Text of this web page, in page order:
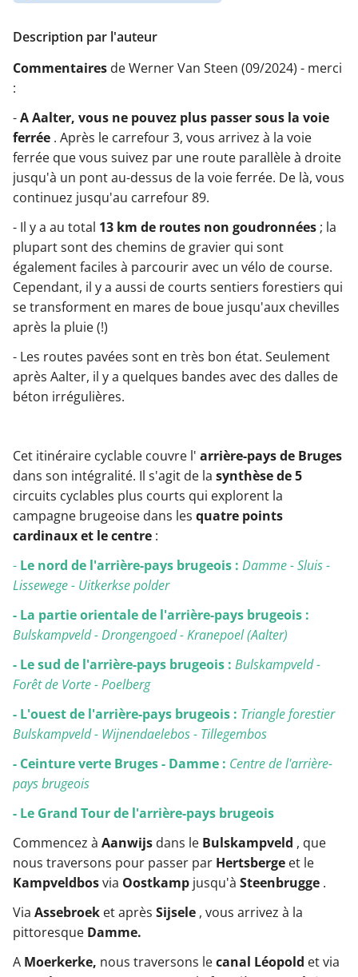
Description par l'auteur
Commentaires de Werner Van Steen (09/2024) - merci
:
-A Aalter, vous ne pouvez plus passer sous la voie
ferrée . Après le carrefour 3, vous arrivez à la voie
ferrée que vous suivez par une route parallèle à droite
jusqu'à un pont au-dessus de la voie ferrée. De là, vous
continuez jusqu'au carrefour 89.
- Il y a au total 13 km de routes non goudronnées ; la
plupart sont des chemins de gravier qui sont
également faciles à parcourir avec un vélo de course.
Cependant, il y a aussi de courts sentiers forestiers qui
se transforment en mares de boue jusqu'aux chevilles
après la pluie (!)
- Les routes pavées sont en très bon état. Seulement
après Aalter, il y a quelques bandes avec des dalles de
béton irrégulières.
Cet itinéraire cyclable couvre l' arrière-pays de Bruges
dans son intégralité. Il s'agit de la synthèse de 5
circuits cyclables plus courts qui explorent la
campagne brugeoise dans les quatre points
cardinaux et le centre :
- Le nord de l'arrière-pays brugeois : Damme - Sluis -
Lissewege - Uitkerkse polder
- La partie orientale de l'arrière-pays brugeois :
Bulskampveld - Drongengoed - Kranepoel (Aalter)
- Le sud de l'arrière-pays brugeois : Bulskampveld -
Forêt de Vorte - Poelberg
- L'ouest de l'arrière-pays brugeois : Triangle forestier
Bulskampveld - Wijnendaelebos - Tillegembos
- Ceinture verte Bruges - Damme : Centre de l'arrière-
pays brugeois
- Le Grand Tour de l'arrière-pays brugeois
Commencez à Aanwijs dans le Bulskampveld , que
nous traversons pour passer par Hertsberge et le
Kampveldbosvia Oostkamp jusqu'à Steenbrugge .
Via Assebroek et après Sijsele , vous arrivez à la
pittoresque Damme.
A Moerkerke, nous traversons lecanal Léopold et via